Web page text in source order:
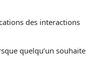
des interactions
quelqu’un souhaite